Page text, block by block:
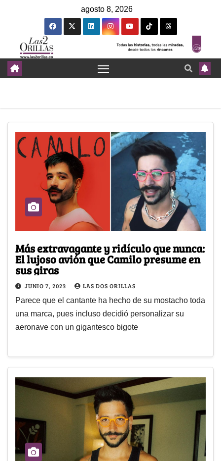
agosto 8, 2026
Más extravagante y ridículo que nunca:
El lujoso avión que Camilo presume en
sus giras
JUNIO 7, 2023 LAS DOS ORILLAS
Parece que el cantante ha hecho de su mostacho toda
una marca, pues incluso decidió personalizar su
aeronave con un gigantesco bigote